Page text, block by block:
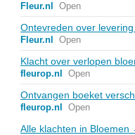
Fleur.nl Open
Ontevreden over
Fleur.nl Open
Klacht over verlopen
fleurop.nl Open
Ontvangen boeket
fleurop.nl Open
Alle klachten in Bloemen